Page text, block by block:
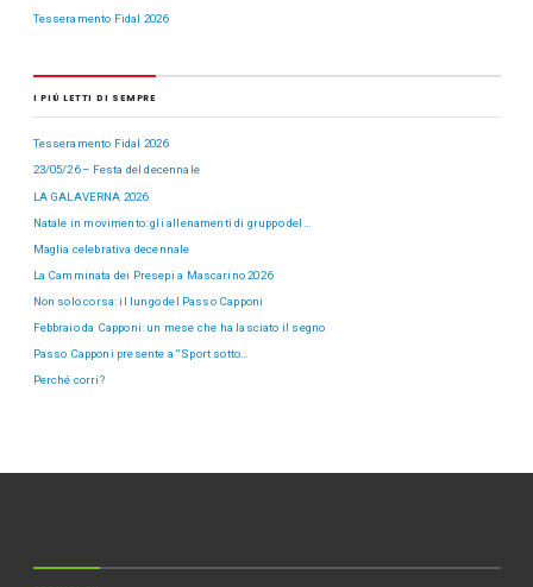
Tesseramento Fidal 2026
I PIÙ LETTI DI SEMPRE
Tesseramento Fidal 2026
23/05/26 – Festa del decennale
LA GALAVERNA 2026
Natale in movimento: gli allenamenti di gruppo del…
Maglia celebrativa decennale
La Camminata dei Presepi a Mascarino 2026
Non solo corsa: il lungo del Passo Capponi
Febbraio da Capponi: un mese che ha lasciato il segno
Passo Capponi presente a “Sport sotto…
Perché corri?